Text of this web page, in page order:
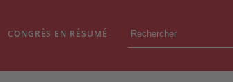
CONGRÈS EN RÉSUMÉ